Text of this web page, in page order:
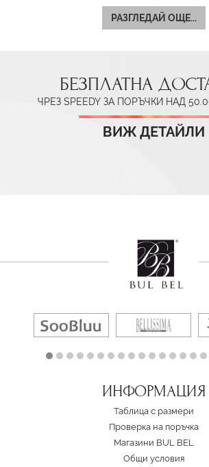
РАЗГЛЕДАЙ ОЩЕ...
БЕЗПЛАТНА
ЧРЕЗ SPEEDY ЗА ПОРЪЧКИ НАД
ВИЖ ДЕТАЙЛИ
ИНФОРМАЦИЯ
Таблица с размери
Проверка на поръчка
Магазини BUL BEL
Oбщи условия